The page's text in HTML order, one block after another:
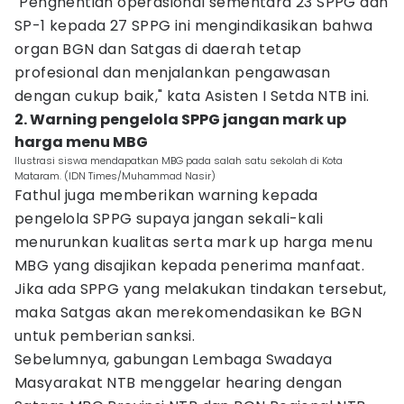
SP-1 kepada 27 SPPG ini mengindikasikan bahwa
organ BGN dan Satgas di daerah tetap
profesional dan menjalankan pengawasan
dengan cukup baik," kata Asisten I Setda NTB ini.
2. Warning pengelola SPPG jangan mark up
harga menu MBG
Ilustrasi siswa mendapatkan MBG pada salah satu sekolah di Kota
Mataram. (IDN Times/Muhammad Nasir)
Fathul juga memberikan warning kepada
pengelola SPPG supaya jangan sekali-kali
menurunkan kualitas serta mark up harga menu
MBG yang disajikan kepada penerima manfaat.
Jika ada SPPG yang melakukan tindakan tersebut,
maka Satgas akan merekomendasikan ke BGN
untuk pemberian sanksi.
Sebelumnya, gabungan Lembaga Swadaya
Masyarakat NTB menggelar hearing dengan